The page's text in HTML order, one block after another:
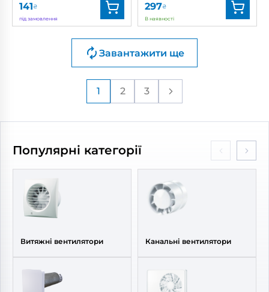
141₴
під замовлення
Вентс
0000219498
100 мм
297₴
В наявності
Бренд:
Артикул:
Діаметр:
Завантажити ще
1 2 3
Популярні категорії
Витяжні вентилятори Канальні вентилятори